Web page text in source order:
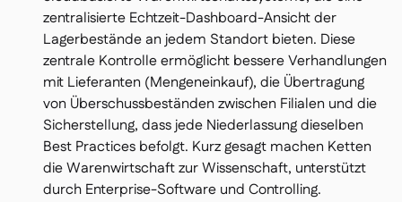
zentralisierte Echtzeit-Dashboard-Ansicht der
Lagerbestände an jedem Standort bieten. Diese
zentrale Kontrolle ermöglicht bessere Verhandlungen
mit Lieferanten (Mengeneinkauf), die Übertragung
von Überschussbeständen zwischen Filialen und die
Sicherstellung, dass jede Niederlassung dieselben
Best Practices befolgt. Kurz gesagt machen Ketten
die Warenwirtschaft zur Wissenschaft, unterstützt
durch Enterprise-Software und Controlling.